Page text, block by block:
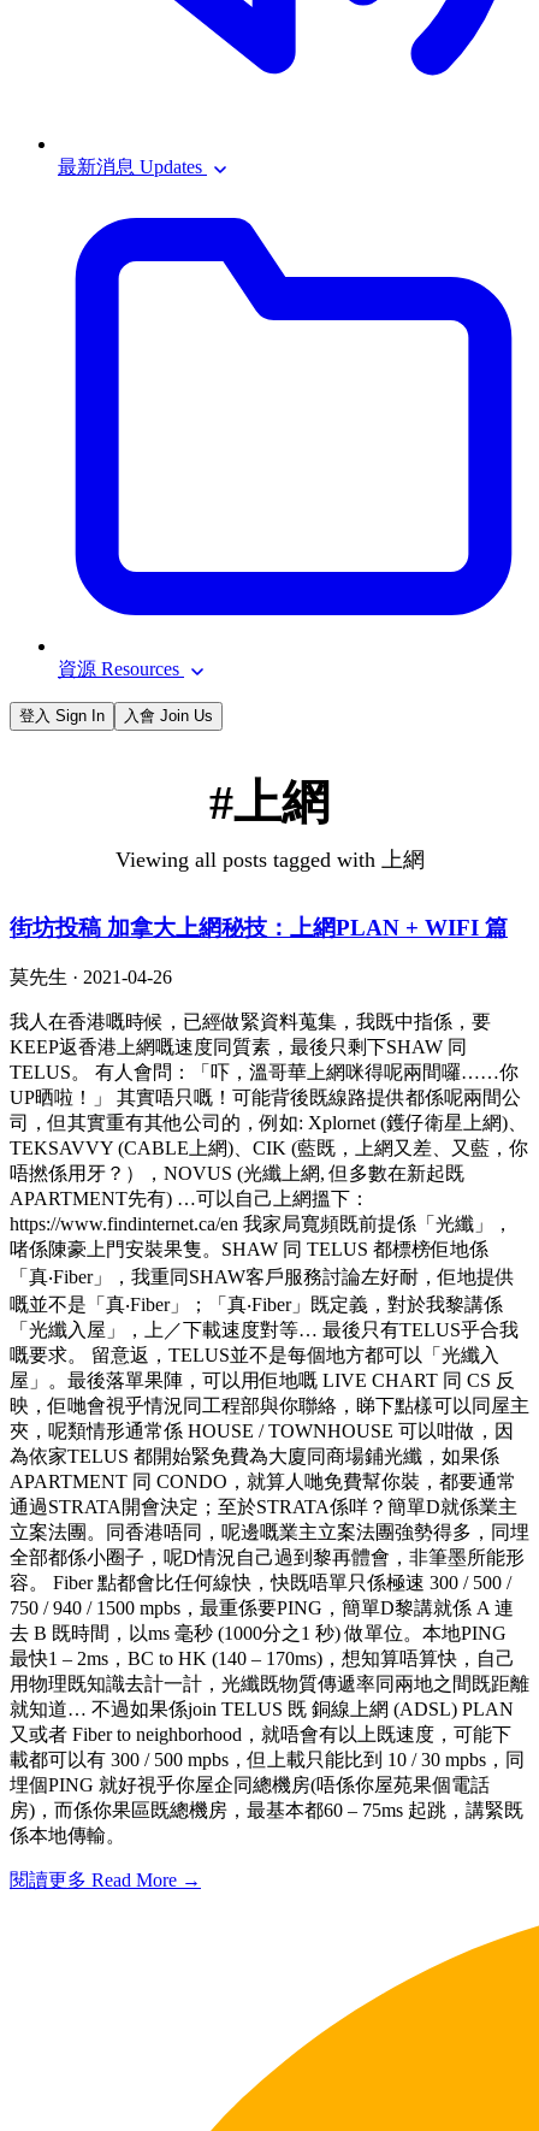
最新消息 Updates
資源 Resources
登入 Sign In 入會 Join Us
#上網
Viewing all posts tagged with 上網
街坊投稿 加拿大上網秘技：上網PLAN + WIFI 篇
莫先生 · 2021-04-26
我人在香港嘅時候，已經做緊資料蒐集，我既中指係，要
KEEP返香港上網嘅速度同質素，最後只剩下SHAW 同
TELUS。 有人會問：「吓，溫哥華上網咪得呢兩間囉……你
UP晒啦！」 其實唔只嘅！可能背後既線路提供都係呢兩間公
司，但其實重有其他公司的，例如: Xplornet (鑊仔衛星上網)、
TEKSAVVY (CABLE上網)、CIK (藍既，上網又差、又藍，你
唔撚係用牙？），NOVUS (光纖上網, 但多數在新起既
APARTMENT先有) …可以自己上網搵下：
https://www.findinternet.ca/en 我家局寬頻既前提係「光纖」，
啫係陳豪上門安裝果隻。SHAW 同 TELUS 都標榜佢地係
「真‧Fiber」，我重同SHAW客戶服務討論左好耐，佢地提供
嘅並不是「真‧Fiber」；「真‧Fiber」既定義，對於我黎講係
「光纖入屋」，上／下載速度對等… 最後只有TELUS乎合我
嘅要求。 留意返，TELUS並不是每個地方都可以「光纖入
屋」。最後落單果陣，可以用佢地嘅 LIVE CHART 同 CS 反
映，佢哋會視乎情況同工程部與你聯絡，睇下點樣可以同屋主
夾，呢類情形通常係 HOUSE / TOWNHOUSE 可以咁做，因
為依家TELUS 都開始緊免費為大廈同商場鋪光纖，如果係
APARTMENT 同 CONDO，就算人哋免費幫你裝，都要通常
通過STRATA開會決定；至於STRATA係咩？簡單D就係業主
立案法團。同香港唔同，呢邊嘅業主立案法團強勢得多，同埋
全部都係小圈子，呢D情況自己過到黎再體會，非筆墨所能形
容。 Fiber 點都會比任何線快，快既唔單只係極速 300 / 500 /
750 / 940 / 1500 mpbs，最重係要PING，簡單D黎講就係 A 連
去 B 既時間，以ms 毫秒 (1000分之1 秒) 做單位。本地PING
最快1 – 2ms，BC to HK (140 – 170ms)，想知算唔算快，自己
用物理既知識去計一計，光纖既物質傳遞率同兩地之間既距離
就知道… 不過如果係join TELUS 既 銅線上網 (ADSL) PLAN
又或者 Fiber to neighborhood，就唔會有以上既速度，可能下
載都可以有 300 / 500 mpbs，但上載只能比到 10 / 30 mpbs，同
埋個PING 就好視乎你屋企同總機房(唔係你屋苑果個電話
房)，而係你果區既總機房，最基本都60 – 75ms 起跳，講緊既
係本地傳輸。
閱讀更多 Read More →